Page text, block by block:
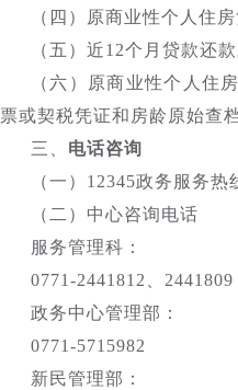
（四）原商业性个人住
（五）近12个月贷款还
（六）原商业性个人住
票或契税凭证和房龄原始查
三、 电话咨询
（一）12345政务服务
（二）中心咨询电话
服务管理科：
0771-2441812、2441809
政务中心管理部：
0771-5715982
新民管理部：